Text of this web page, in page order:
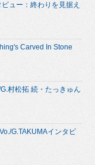
ュー：終わりを見据え
Carved In Stone
村松拓 続・たっきゅん
G.TAKUMAインタビ